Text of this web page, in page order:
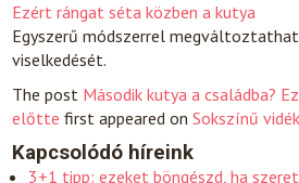
Ezért rángat séta közben a kutya
Egyszerű módszerrel
viselkedését.
The post Második kutya a családba?
előtte first appeared onSokszínű
Kapcsolódó híreink
3+1 tipp: ezeket böngészd, ha